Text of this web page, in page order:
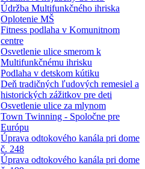
Údržba Multifunkčného ihriska
Oplotenie MŠ
Fitness podlaha v Komunitnom
centre
Osvetlenie ulice smerom k
Multifunkčnému ihrisku
Podlaha v detskom kútiku
Deň tradičných ľudových remesiel a
historických zážitkov pre deti
Osvetlenie ulice za mlynom
Town Twinning - Spoločne pre
Európu
Úprava odtokového kanála pri dome
č. 248
Úprava odtokového kanála pri dome